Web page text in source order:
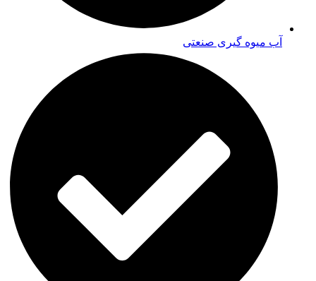
آب میوه گیری صنعتی